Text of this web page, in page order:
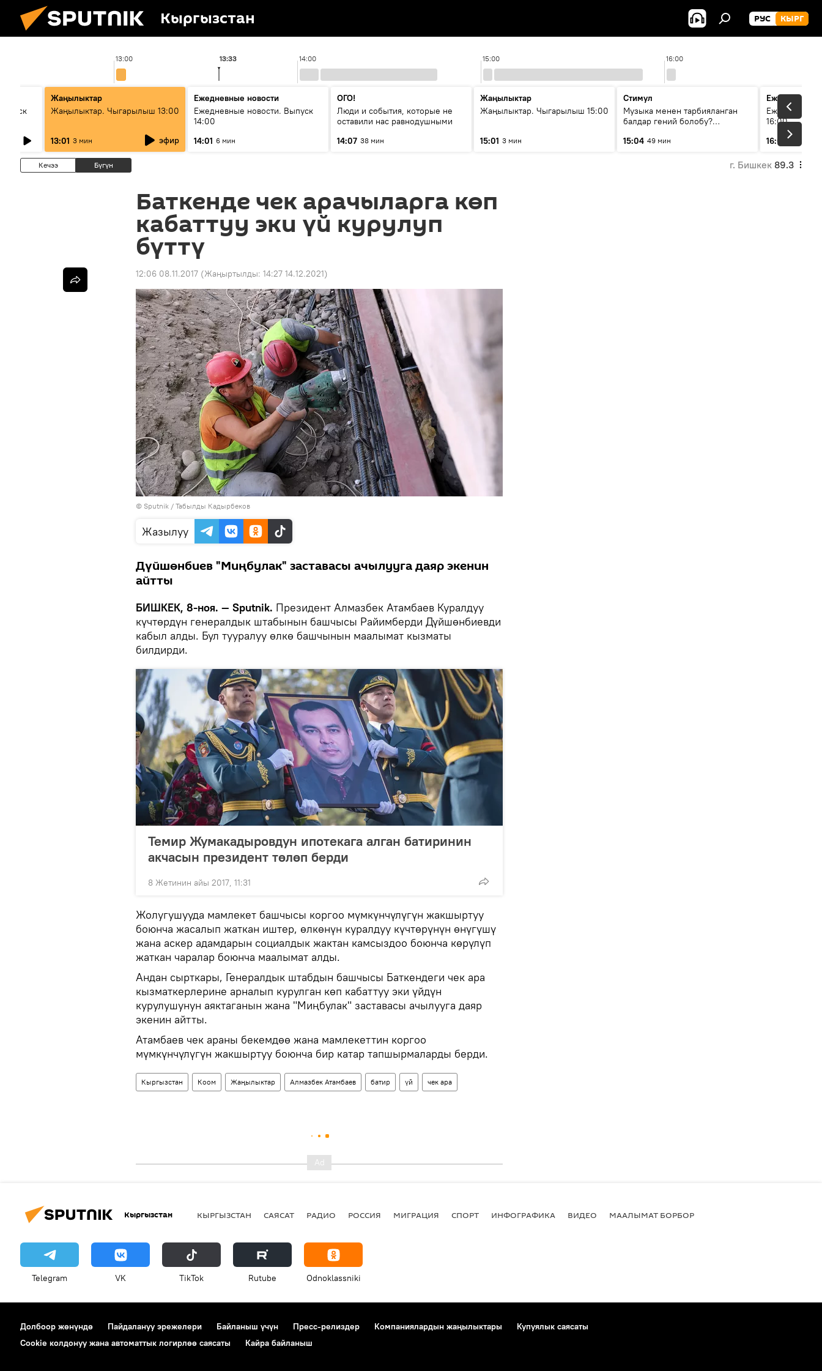
Кыргызстан РУС КЫРГ
13:00 14:00 15:00 16:00
13:33
Жаңылыктар
Жаңылыктар. Чыгарылыш 13:00
13:01 3 мин эфир
Ежедневные новости
Ежедневные новости. Выпуск
14:00
14:01 6 мин
ОГО!
Люди и события, которые не
оставили нас равнодушными
14:07 38 мин
Жаңылыктар
Жаңылыктар. Чыгарылыш 15:00
15:01 3 мин
Стимул
Музыка менен тарбияланган
балдар гений болобу?
музыканын орду
15:04 49 мин
Ежедневные
Ежедневные
16:00
16:01
3 мин
Кечээ Бүгүн г. Бишкек 89.3
Баткенде чек арачыларга көп
кабаттуу эки үй курулуп
бүттү
12:06 08.11.2017 (Жаңыртылды: 14:27 14.12.2021)
© Sputnik / Табылды Кадырбеков
Жазылуу
Дүйшөнбиев "Миңбулак" заставасы ачылууга даяр экенин
айтты
БИШКЕК, 8-ноя. — Sputnik. Президент Алмазбек Атамбаев Куралдуу
күчтөрдүн генералдык штабынын башчысы Райимберди Дүйшөнбиевди
кабыл алды. Бул тууралуу өлкө башчынын маалымат кызматы
билдирди.
Темир Жумакадыровдун ипотекага алган батиринин
акчасын президент төлөп берди
8 Жетинин айы 2017, 11:31
Жолугушууда мамлекет башчысы коргоо мүмкүнчүлүгүн жакшыртуу
боюнча жасалып жаткан иштер, өлкөнүн куралдуу күчтөрүнүн өнүгүшү
жана аскер адамдарын социалдык жактан камсыздоо боюнча көрүлүп
жаткан чаралар боюнча маалымат алды.
Андан сырткары, Генералдык штабдын башчысы Баткендеги чек ара
кызматкерлерине арналып курулган көп кабаттуу эки үйдүн
курулушунун аяктаганын жана "Миңбулак" заставасы ачылууга даяр
экенин айтты.
Атамбаев чек араны бекемдөө жана мамлекеттин коргоо
мүмкүнчүлүгүн жакшыртуу боюнча бир катар тапшырмаларды берди.
Кыргызстан Коом Жаңылыктар Алмазбек Атамбаев батир үй чек ара
Кыргызстан КЫРГЫЗСТАН САЯСАТ РАДИО РОССИЯ МИГРАЦИЯ СПОРТ ИНФОГРАФИКА ВИДЕО МААЛЫМАТ БОРБОР
Telegram VK ТikТоk Rutube Odnoklassniki
Долбоор жөнүндө Пайдалануу эрежелери Байланыш үчүн Пресс-релиздер Компаниялардын жаңылыктары
Купуялык саясаты
Cookie колдонуу жана автоматтык логирлөө саясаты
Кайра байланыш